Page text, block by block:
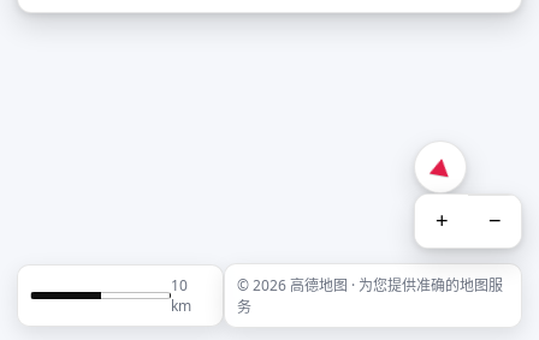
+ −
10
km
© 2026 高德地图 · 为您提供准确的地图服
务